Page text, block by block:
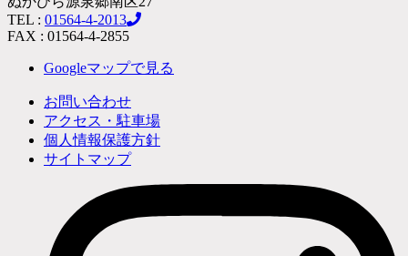
TEL : 01564-4-2013
FAX : 01564-4-2855
Googleマップで見る
お問い合わせ
アクセス・駐車場
個人情報保護方針
サイトマップ